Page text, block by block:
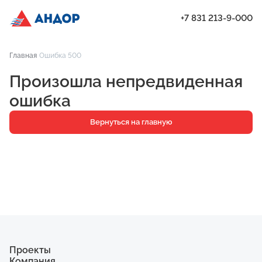
Проекты
Квартиры
Паркинг
Кладовые
+7 831 213-9-000
Главная Ошибка 500
Произошла непредвиденная
ошибка
Вернуться на главную
Проекты